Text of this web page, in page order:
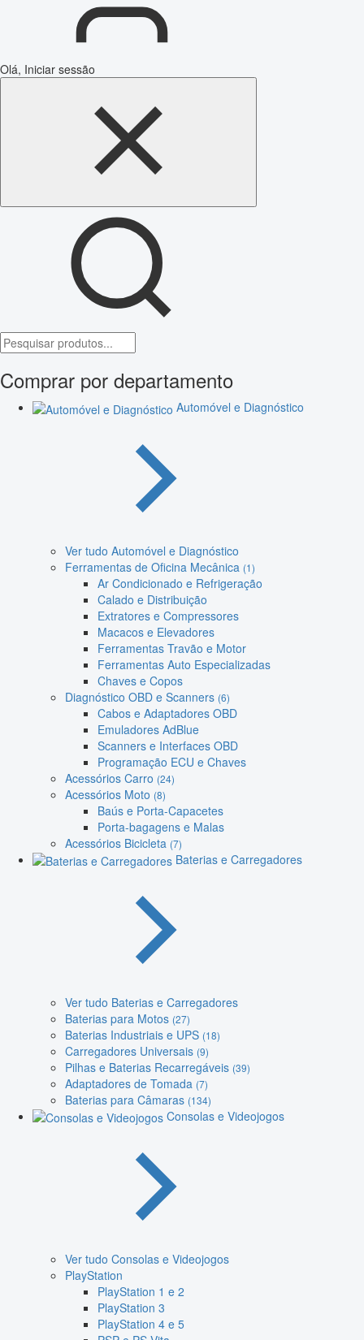
Olá, Iniciar sessão
Comprar por departamento
Automóvel e Diagnóstico
Ver tudo Automóvel e Diagnóstico
Ferramentas de Oficina Mecânica (1)
Ar Condicionado e Refrigeração
Calado e Distribuição
Extratores e Compressores
Macacos e Elevadores
Ferramentas Travão e Motor
Ferramentas Auto Especializadas
Chaves e Copos
Diagnóstico OBD e Scanners (6)
Cabos e Adaptadores OBD
Emuladores AdBlue
Scanners e Interfaces OBD
Programação ECU e Chaves
Acessórios Carro (24)
Acessórios Moto (8)
Baús e Porta-Capacetes
Porta-bagagens e Malas
Acessórios Bicicleta (7)
Baterias e Carregadores
Ver tudo Baterias e Carregadores
Baterias para Motos (27)
Baterias Industriais e UPS (18)
Carregadores Universais (9)
Pilhas e Baterias Recarregáveis (39)
Adaptadores de Tomada (7)
Baterias para Câmaras (134)
Consolas e Videojogos
Ver tudo Consolas e Videojogos
PlayStation
PlayStation 1 e 2
PlayStation 3
PlayStation 4 e 5